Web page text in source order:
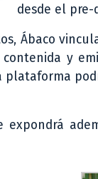
desde el pre-
Ábaco
y